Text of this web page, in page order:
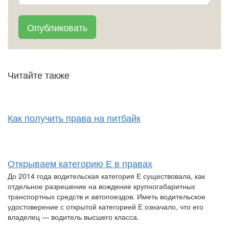
Опубликовать
Читайте также
Как получить права на питбайк
Открываем категорию Е в правах
До 2014 года водительская категория Е существовала, как
отдельное разрешение на вождение крупногабаритных
транспортных средств и автопоездов. Иметь водительское
удостоверение с открытой категорией Е означало, что его
владелец — водитель высшего класса.